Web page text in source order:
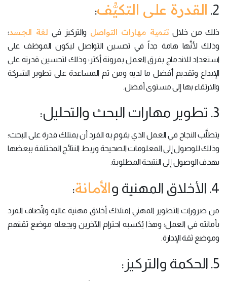
2. القدرة على التكيُّف:
ذلك من خلال تنمية مهارات التواصل والتركيز في لغة الجسد؛
وذلك لأنَّها هامة جداً في تحسين التواصل ليكون الموظف على
استعداد للاندماج بفرق العمل بمرونة أكثر؛ وذلك لتحسين قدرته على
الإبداع وتقديم أفضل ما لديه ومن ثم المساعدة على تطوير الشركة
والارتقاء بها إلى مستوى أفضل.
3. تطوير مهارات البحث والتحليل:
يتطلَّب النجاح في العمل الذي يقوم به الفرد أن يمتلك قدرة على البحث؛
وذلك للوصول إلى المعلومات الصحيحة وربط النتائج المختلفة ببعضها
بهدف الوصول إلى النتيجة المطلوبة.
4. الأخلاق المهنية و الأمانة:
من ضرورات التطوير المهني امتلاك أخلاق مهنية عالية واتِّصاف الفرد
بأمانته في العمل؛ وهذا يُكسبه احترام الآخرين ويجعله موضع ثقتهم
وموضع ثقة الإدارة.
5. الحكمة والتركيز: